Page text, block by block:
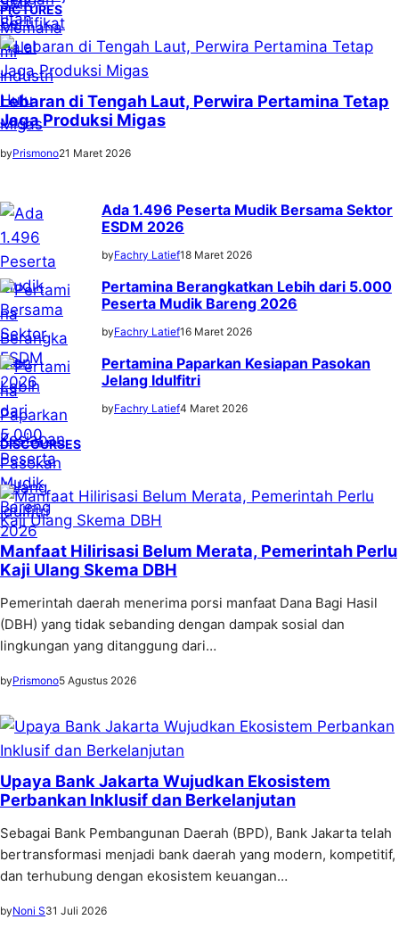
PICTURES
Lebaran di Tengah Laut, Perwira Pertamina Tetap
Jaga Produksi Migas
byPrismono21 Maret 2026
Ada 1.496 Peserta Mudik Bersama Sektor
ESDM 2026
byFachry Latief18 Maret 2026
Pertamina Berangkatkan Lebih dari 5.000
Peserta Mudik Bareng 2026
byFachry Latief16 Maret 2026
Pertamina Paparkan Kesiapan Pasokan
Jelang Idulfitri
byFachry Latief4 Maret 2026
DISCOURSES
Manfaat Hilirisasi Belum Merata, Pemerintah Perlu
Kaji Ulang Skema DBH
Pemerintah daerah menerima porsi manfaat Dana Bagi Hasil
(DBH) yang tidak sebanding dengan dampak sosial dan
lingkungan yang ditanggung dari…
byPrismono5 Agustus 2026
Upaya Bank Jakarta Wujudkan Ekosistem
Perbankan Inklusif dan Berkelanjutan
Sebagai Bank Pembangunan Daerah (BPD), Bank Jakarta telah
bertransformasi menjadi bank daerah yang modern, kompetitif,
dan terhubung dengan ekosistem keuangan…
byNoni S31 Juli 2026